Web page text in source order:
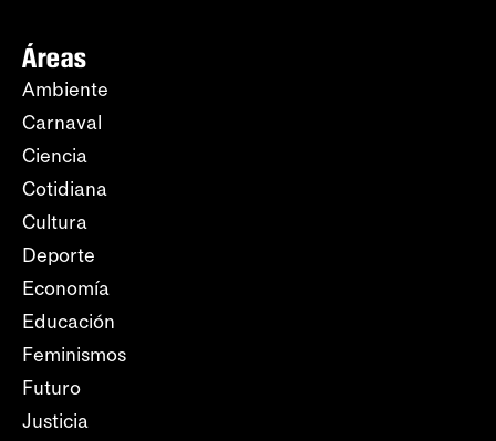
Áreas
Ambiente
Carnaval
Ciencia
Cotidiana
Cultura
Deporte
Economía
Educación
Feminismos
Futuro
Justicia